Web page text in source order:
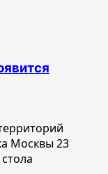
Москвы 23